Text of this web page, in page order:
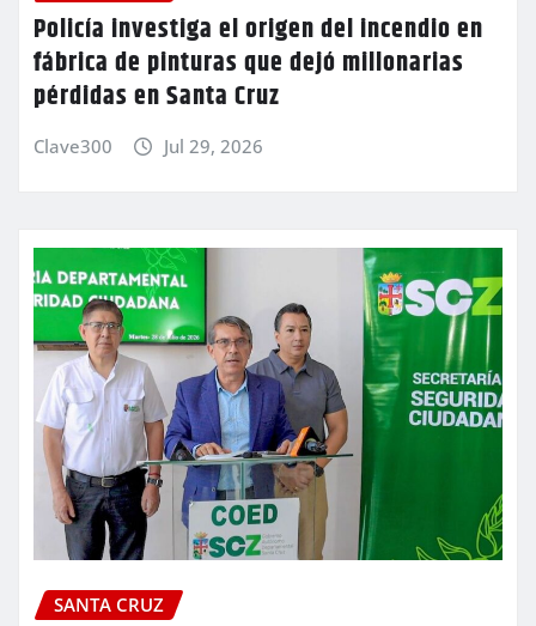
Policía investiga el origen del incendio en
fábrica de pinturas que dejó millonarias
pérdidas en Santa Cruz
Clave300 Jul 29, 2026
SANTA CRUZ